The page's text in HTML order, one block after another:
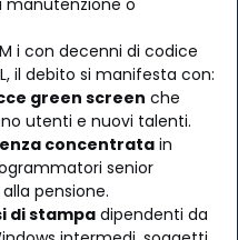
i con decenni di codice
il debito si manifesta con:
green screen che
utenti e nuovi talenti.
concentrata in
senior
pensione.
di stampa dipendenti da